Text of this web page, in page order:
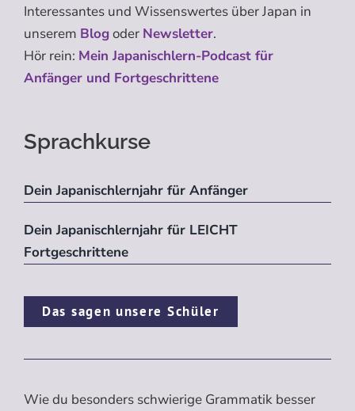
Interessantes und Wissenswertes über Japan in
unserem Blogoder Newsletter.
Hör rein: Mein Japanischlern-Podcast für
Anfänger und Fortgeschrittene
Sprachkurse
Dein Japanischlernjahr für Anfänger
Dein Japanischlernjahr für LEICHT
Fortgeschrittene
Das sagen unsere Schüler
Wie du besonders schwierige Grammatik besser